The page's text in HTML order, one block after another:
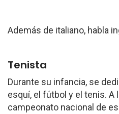
Además de italiano, habla
Tenista
Durante su infancia, se
esquí, el fútbol y el tenis. A
campeonato nacional de